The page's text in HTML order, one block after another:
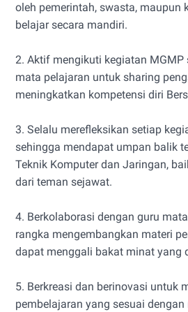
oleh pemerintah, swasta, maupun
belajar secara mandiri.
2. Aktif mengikuti kegiatan MGMP
mata pelajaran untuk sharing
meningkatkan kompetensi diri
3. Selalu merefleksikan setiap
sehingga mendapat umpan balik
Teknik Komputer dan Jaringan,
dari teman sejawat.
4. Berkolaborasi dengan guru
rangka mengembangkan materi
dapat menggali bakat minat yang
5. Berkreasi dan berinovasi untuk
pembelajaran yang sesuai